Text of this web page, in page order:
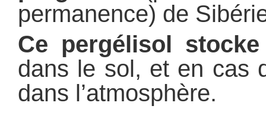
permanence) de
Ce pergélisol
dans le sol, et en cas
dans l’atmosphère.